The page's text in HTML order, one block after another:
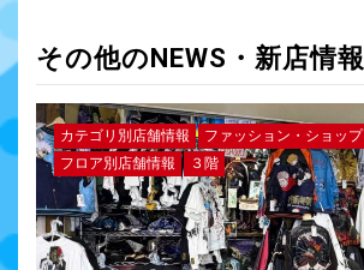
その他のNEWS・新店情報
カテゴリ別店舗情報
ファッション・ショップ
フロア別店舗情報
３階